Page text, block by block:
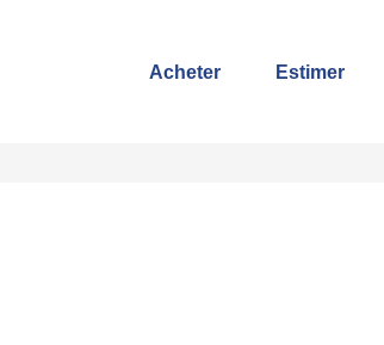
Acheter Estimer